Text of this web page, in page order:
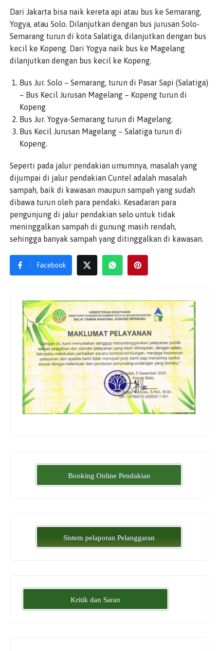
Dari Jakarta bisa naik kereta api atau bus ke Semarang,
Yogya, atau Solo. Dilanjutkan dengan bus jurusan Solo-
Semarang turun di kota Salatiga, dilanjutkan dengan bus
kecil ke Kopeng. Dari Yogya naik bus ke Magelang
dilanjutkan dengan bus kecil ke Kopeng.
Bus Jur. Solo – Semarang, turun di Pasar Sapi (Salatiga)
– Bus Kecil Jurusan Magelang – Kopeng turun di
Kopeng
Bus Jur. Yogya-Semarang turun di Magelang.
Bus Kecil Jurusan Magelang – Salatiga turun di
Kopeng.
Seperti pada jalur pendakian umumnya, masalah yang
dijumpai di jalur pendakian Cuntel adalah masalah
sampah, baik di kawasan maupun sampah yang sudah
dibawa turun oleh para pendaki. Kesadaran para
pengunjung di jalur pendakian selo untuk tidak
meninggalkan sampah di gunung masih rendah,
sehingga banyak sampah yang ditinggalkan di kawasan.
Facebook
Booking Online Pendakian
Sistem pelaporan Pelanggaran
Kritik dan Saran